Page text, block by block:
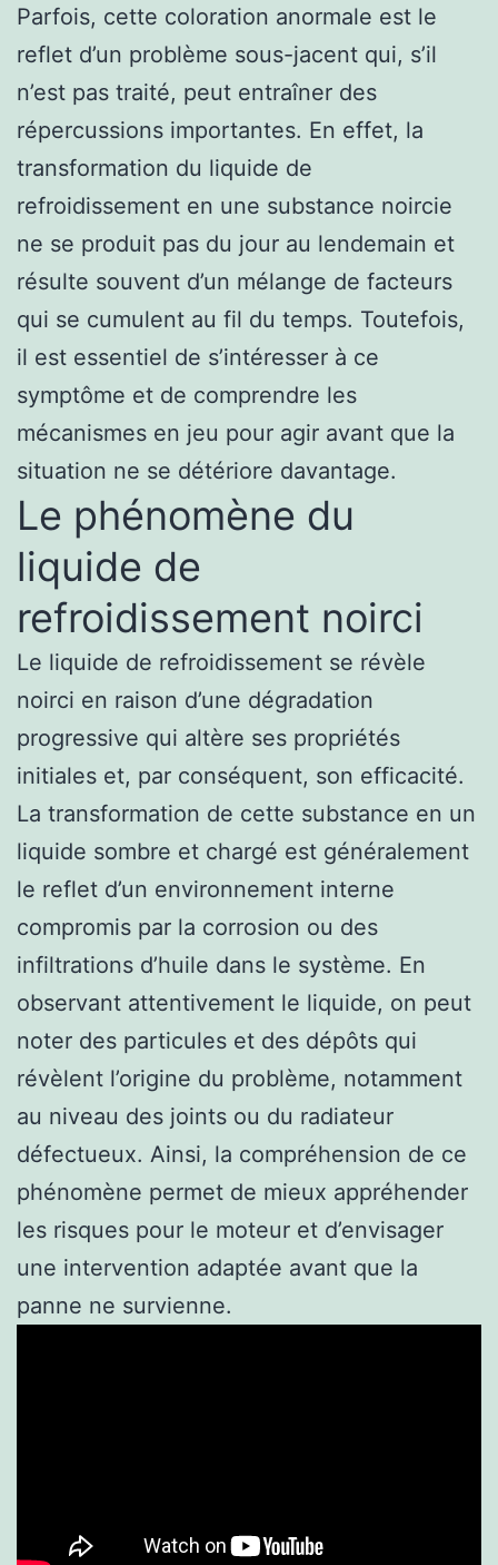
Parfois, cette coloration anormale est le
reflet d’un problème sous-jacent qui, s’il
n’est pas traité, peut entraîner des
répercussions importantes. En effet, la
transformation du liquide de
refroidissement en une substance noircie
ne se produit pas du jour au lendemain et
résulte souvent d’un mélange de facteurs
qui se cumulent au fil du temps. Toutefois,
il est essentiel de s’intéresser à ce
symptôme et de comprendre les
mécanismes en jeu pour agir avant que la
situation ne se détériore davantage.
Le phénomène du
liquide de
refroidissement noirci
Le liquide de refroidissement se révèle
noirci en raison d’une dégradation
progressive qui altère ses propriétés
initiales et, par conséquent, son efficacité.
La transformation de cette substance en un
liquide sombre et chargé est généralement
le reflet d’un environnement interne
compromis par la corrosion ou des
infiltrations d’huile dans le système. En
observant attentivement le liquide, on peut
noter des particules et des dépôts qui
révèlent l’origine du problème, notamment
au niveau des joints ou du radiateur
défectueux. Ainsi, la compréhension de ce
phénomène permet de mieux appréhender
les risques pour le moteur et d’envisager
une intervention adaptée avant que la
panne ne survienne.